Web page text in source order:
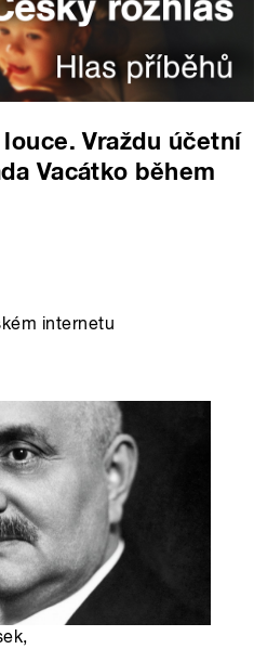
Vraždu účetní
Vacátko během
internetu